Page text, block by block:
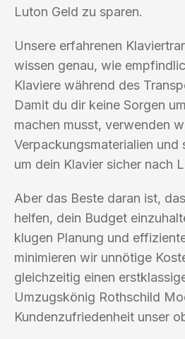
Luton Geld zu sparen.
Unsere erfahrenen
wissen genau, wie
Klaviere während des
Damit du dir keine Sorgen
machen musst, verwenden
Verpackungsmaterialien und
um dein Klavier sicher nach
Aber das Beste daran ist,
helfen, dein Budget
klugen Planung und
minimieren wir unnötige
gleichzeitig einen
Umzugskönig Rothschild
Kundenzufriedenheit unser